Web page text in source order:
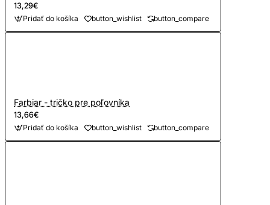
13,29€
Pridať do košíka button_wishlist button_compare
Farbiar - tričko pre poľovníka
13,66€
Pridať do košíka button_wishlist button_compare